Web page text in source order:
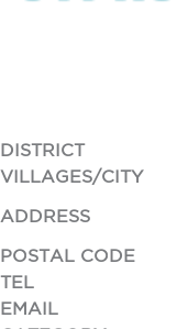
DISTRICT
VILLAGES/CITY
ADDRESS
POSTAL CODE
TEL
EMAIL